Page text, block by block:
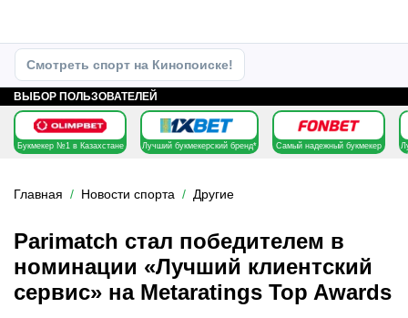
Смотреть спорт на Кинопоиске!
ВЫБОР ПОЛЬЗОВАТЕЛЕЙ
Букмекер №1 в Казахстане Лучший букмекерский бренд* Самый надежный букмекер
Главная Новости спорта Другие
Parimatch стал победителем в
номинации «Лучший клиентский
сервис» на Metaratings Top Awards